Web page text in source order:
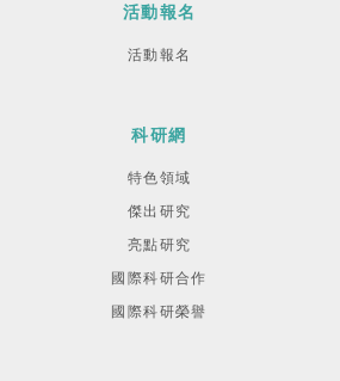
活動報名
活動報名
科研網
特色領域
傑出研究
亮點研究
國際科研合作
國際科研榮譽